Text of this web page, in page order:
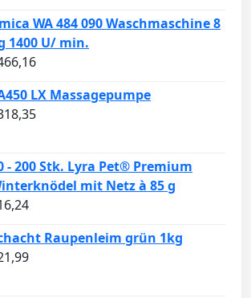
WA 484 090 Waschmaschine 8
1400 U/ min.
LX Massagepumpe
- 200 Stk. Lyra Pet® Premium
mit Netz à 85 g
Raupenleim grün 1kg